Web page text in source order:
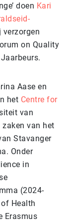
doen Kari
on Quality
Aase en
het Centre for
van
van het
Stavanger
Onder
in
(2024-
Health
Erasmus